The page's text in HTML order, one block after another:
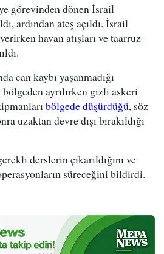
görevinden dönen İsrail
ardından ateş açıldı. İsrail
havan atışları ve taarruz
can kaybı yaşanmadığı
ayrılırken gizli askeri
bölgede düşürdüğü, söz
uzaktan devre dışı bırakıldığı
derslerin çıkarıldığını ve
süreceğini bildirdi.